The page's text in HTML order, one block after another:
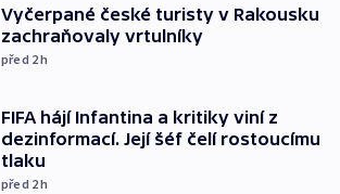
Vyčerpané české turisty v Rakousku
zachraňovaly vrtulníky
před 2h
FIFA hájí Infantina a kritiky viní z
dezinformací. Její šéf čelí rostoucímu
tlaku
před 2h